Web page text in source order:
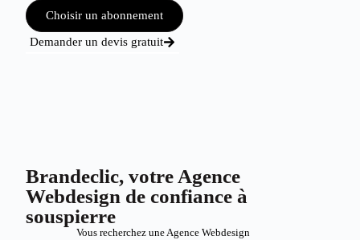
Choisir un abonnement
Demander un devis gratuit
Brandeclic, votre Agence
Webdesign de confiance à
souspierre
Vous recherchez une Agence Webdesign